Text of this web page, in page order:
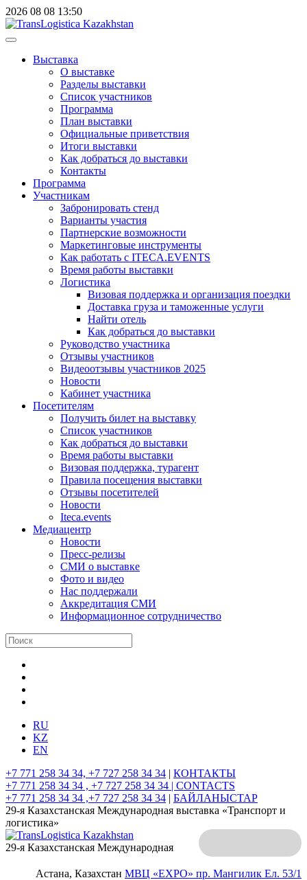
2026 08 08 13:50
Выставка
О выставке
Разделы выставки
Список участников
Программа
План выставки
Официальные приветствия
Итоги выставки
Как добраться до выставки
Контакты
Программа
Участникам
Забронировать стенд
Варианты участия
Партнерские возможности
Маркетинговые инструменты
Как работать с ITECA.EVENTS
Время работы выставки
Логистика
Визовая поддержка и организация поездки
Доставка груза и таможенные услуги
Найти отель
Как добраться до выставки
Руководство участника
Отзывы участников
Видеоотзывы участников 2025
Новости
Кабинет участника
Посетителям
Получить билет на выставку
Список участников
Как добраться до выставки
Время работы выставки
Визовая поддержка, турагент
Правила посещения выставки
Отзывы посетителей
Новости
Iteca.events
Медиацентр
Новости
Пресс-релизы
СМИ о выставке
Фото и видео
Нас поддержали
Аккредитация СМИ
Информационное сотрудничество
RU
KZ
EN
+7 771 258 34 34, +7 727 258 34 34 | КОНТАКТЫ
+7 771 258 34 34 , +7 727 258 34 34 | CONTACTS
+7 771 258 34 34 ,+7 727 258 34 34 | БАЙЛАНЫСТАР
29-я Казахстанская Международная выставка «Транспорт и
логистика»
Астана, Казахстан МВЦ «EXPO» пр. Мангилик Ел. 53/1
29-я Казахстанская Международная